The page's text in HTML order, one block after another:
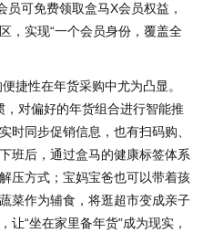
可免费领取盒马X会员权益，
，实现“一个会员身份，覆盖全
捷性在年货采购中尤为凸显。
，对偏好的年货组合进行智能推
时同步促销信息，也有扫码购、
班后，通过盒马的健康标签体系
压方式；宝妈宝爸也可以带着孩
菜作为辅食，将逛超市变成亲子
“坐在家里备年货”成为现实，